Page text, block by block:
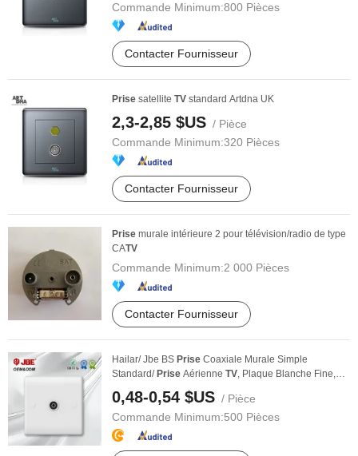
Commande Minimum:800 Pièces
Contacter Fournisseur
Prise satellite TV standard Artdna UK
2,3-2,85 $US / Pièce
Commande Minimum:320 Pièces
Contacter Fournisseur
Prise murale intérieure 2 pour télévision/radio de type
CATV
Commande Minimum:2 000 Pièces
Contacter Fournisseur
Hailar/ Jbe BS Prise Coaxiale Murale Simple
Standard/ Prise Aérienne TV, Plaque Blanche Fine,
0,48-0,54 $US / Pièce
Commande Minimum:500 Pièces